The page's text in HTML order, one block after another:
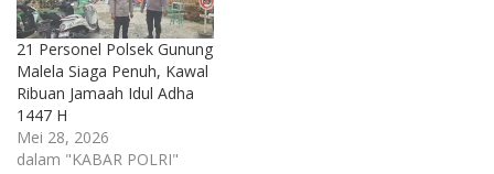
21 Personel Polsek Gunung
Malela Siaga Penuh, Kawal
Ribuan Jamaah Idul Adha
1447 H
Mei 28, 2026
dalam "KABAR POLRI"